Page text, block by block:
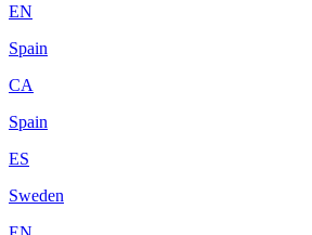
EN
Spain
CA
Spain
ES
Sweden